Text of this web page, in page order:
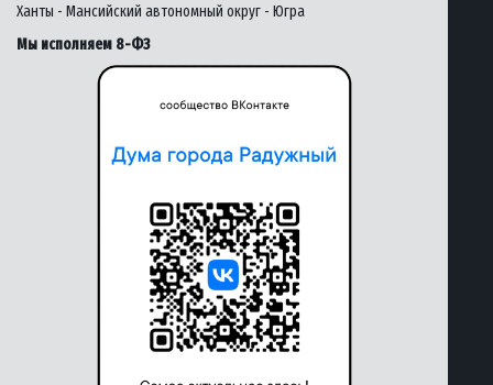
Ханты - Мансийский автономный округ - Югра
Мы исполняем 8-ФЗ